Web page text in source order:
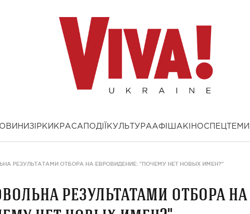
ЗІРКИ КРАСА ПОДІЇ КУЛЬТУРААФІША КІНОСПЕЦТЕМИ
РЕЗУЛЬТАТАМИ ОТБОРА НА ЕВРОВИДЕНИЕ: "ПОЧЕМУ НЕТ НОВЫХ ИМЕН?"
результатами отбора на